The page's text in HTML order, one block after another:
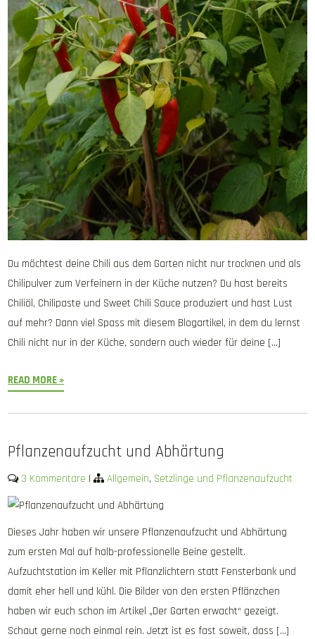
Du möchtest deine Chili aus dem Garten nicht nur trocknen und als
Chilipulver zum Verfeinern in der Küche nutzen? Du hast bereits
Chiliöl, Chilipaste und Sweet Chili Sauce produziert und hast Lust
auf mehr? Dann viel Spass mit diesem Blogartikel, in dem du lernst
Chili nicht nur in der Küche, sondern auch wieder für deine […]
READ MORE »
Pflanzenaufzucht und Abhärtung
3 Kommentare | Allgemein, Setzlinge und Pflanzenaufzucht
Dieses Jahr haben wir unsere Pflanzenaufzucht und Abhärtung
zum ersten Mal auf halb-professionelle Beine gestellt.
Aufzuchtstation im Keller mit Pflanzlichtern statt Fensterbank und
damit eher hell und kühl. Die Bilder von den ersten Pflänzchen
haben wir euch schon im Artikel „Der Garten erwacht“ gezeigt.
Schaut gerne noch einmal rein. Jetzt ist es fast soweit, dass […]